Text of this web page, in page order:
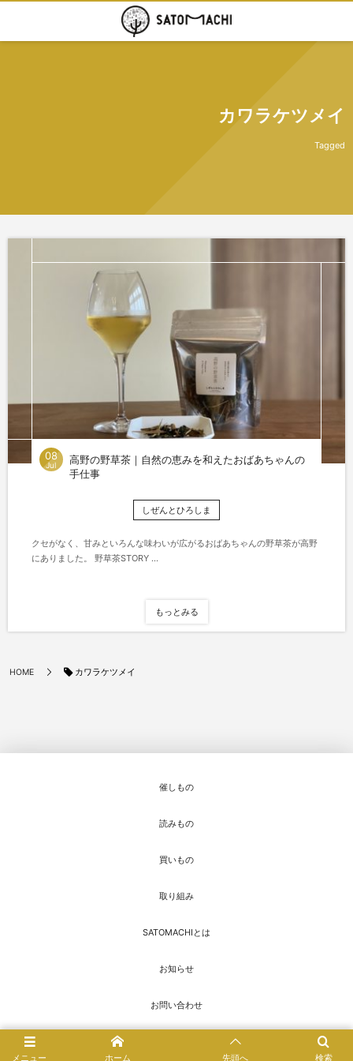
カワラケツメイ
Tagged
08
Jul
高野の野草茶｜自然の恵みを和えたおばあちゃんの
手仕事
しぜんとひろしま
クセがなく、甘みといろんな味わいが広がるおばあちゃんの野草茶が高野
にありました。 野草茶STORY ...
もっとみる
HOME カワラケツメイ
催しもの
読みもの
買いもの
取り組み
SATOMACHIとは
お知らせ
お問い合わせ
SATOMACHI／さとまち
メニュー 検索
ホーム 先頭へ